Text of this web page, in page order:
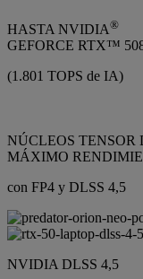
HASTA NVIDIA®
GEFORCE RTX™
(1.801 TOPS de IA)
NÚCLEOS TENSOR
MÁXIMO
con FP4 y DLSS 4,5
NVIDIA DLSS 4,5